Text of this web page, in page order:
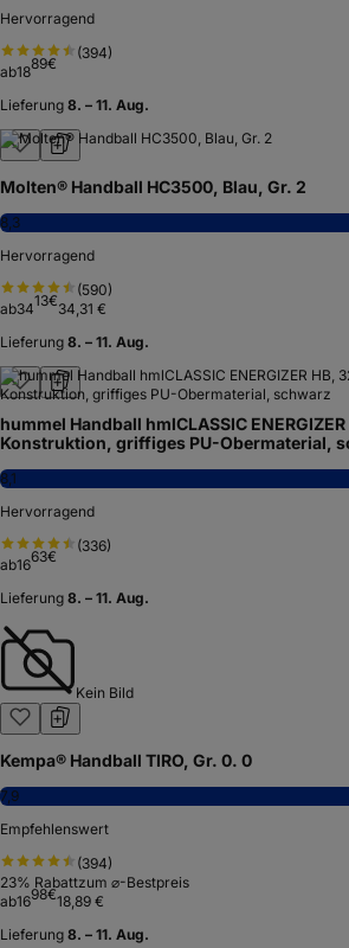
Hervorragend
(394)
ab1889€
Lieferung 8. – 11. Aug.
Molten® Handball HC3500, Blau, Gr. 2
8,3
Hervorragend
(590)
ab3413€34,31 €
Lieferung 8. – 11. Aug.
hummel Handball hmlCLASSIC
Konstruktion, griffiges PU-Obermaterial,
8,1
Hervorragend
(336)
ab1663€
Lieferung 8. – 11. Aug.
Kein Bild
Kempa® Handball TIRO, Gr. 0. 0
7,9
Empfehlenswert
(394)
23% Rabattzum ⌀-Bestpreis
ab1698€18,89 €
Lieferung 8. – 11. Aug.